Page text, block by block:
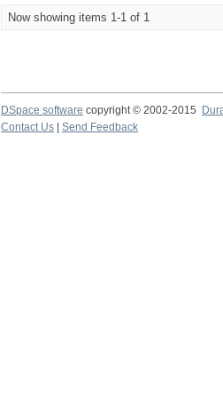
Now showing items 1-1 of 1
DSpace software copyright © 2002-2015
Contact Us
Send Feedback